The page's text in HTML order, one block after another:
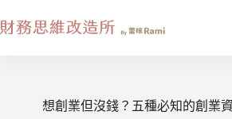
想創業但沒錢？五種必知的創業